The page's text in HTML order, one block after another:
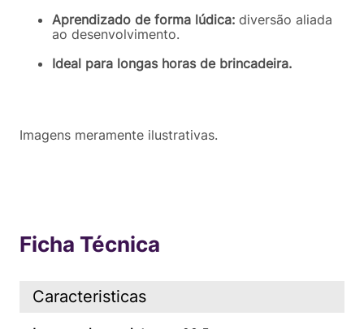
Aprendizado de forma lúdica: diversão aliada
ao desenvolvimento.
Ideal para longas horas de brincadeira.
Imagens meramente ilustrativas.
Ficha Técnica
Caracteristicas